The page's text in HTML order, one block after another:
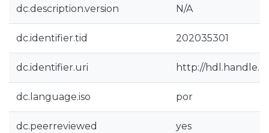
dc.description.version N/A
dc.identifier.tid 202035301
dc.identifier.uri http://
dc.language.iso por
dc.peerreviewed yes